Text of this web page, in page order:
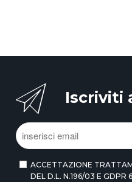
Iscriviti
ACCETTAZIONE
DEL D.L. N.196/03 E